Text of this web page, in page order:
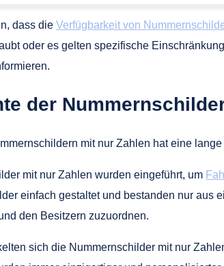
dass die Verfügbarkeit von
oder es gelten spezifische
der
mit nur Zahlen hat eine
mit nur Zahlen wurden eingeführt, um
einfach gestaltet und bestanden nur
den Besitzern zuzuordnen.
sich die Nummernschilder mit nur